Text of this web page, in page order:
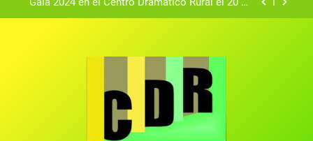
Gala 2024 en el Centro Dramático Rural el 20 de
convocado por el Centro Dramático Rural de Mira
(Cuenca)
Gala anual virtual del Centro Dramático Rural de
Gala del Centro Dramático Rural 2025
Gala 2024 en el Centro Dramático Rural el 20 de